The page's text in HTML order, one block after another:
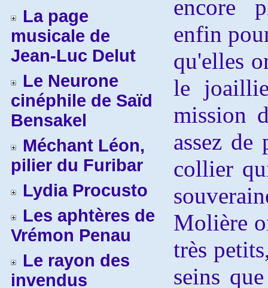
La page
musicale de
Jean-Luc Delut
Le Neurone
cinéphile de Saïd
Bensakel
Méchant Léon,
pilier du Furibar
Lydia Procusto
Les aphtères de
Vrémon Penau
Le rayon des
invendus
encore
enfin
qu'elles
le
mission
assez de
collier
Molière
très
seins